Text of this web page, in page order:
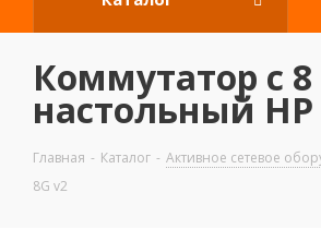
Коммутатор c
настольный HP
Главная - Каталог - Активное сетевое
8G v2